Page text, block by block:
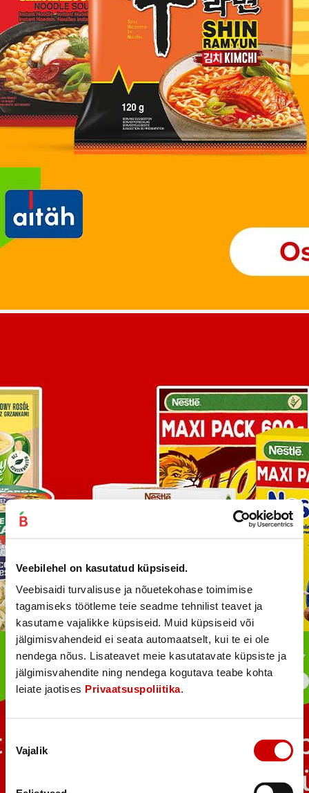
Veebilehel on kasutatud küpsiseid.
Veebisaidi turvalisuse ja nõuetekohase toimimise
tagamiseks töötleme teie seadme tehnilist teavet ja
kasutame vajalikke küpsiseid. Muid küpsiseid või
jälgimisvahendeid ei seata automaatselt, kui te ei ole
nendega nõus. Lisateavet meie kasutatavate küpsiste ja
jälgimisvahendite ning nendega kogutava teabe kohta
leiate jaotises Privaatsuspoliitika.
valik
Vajalik